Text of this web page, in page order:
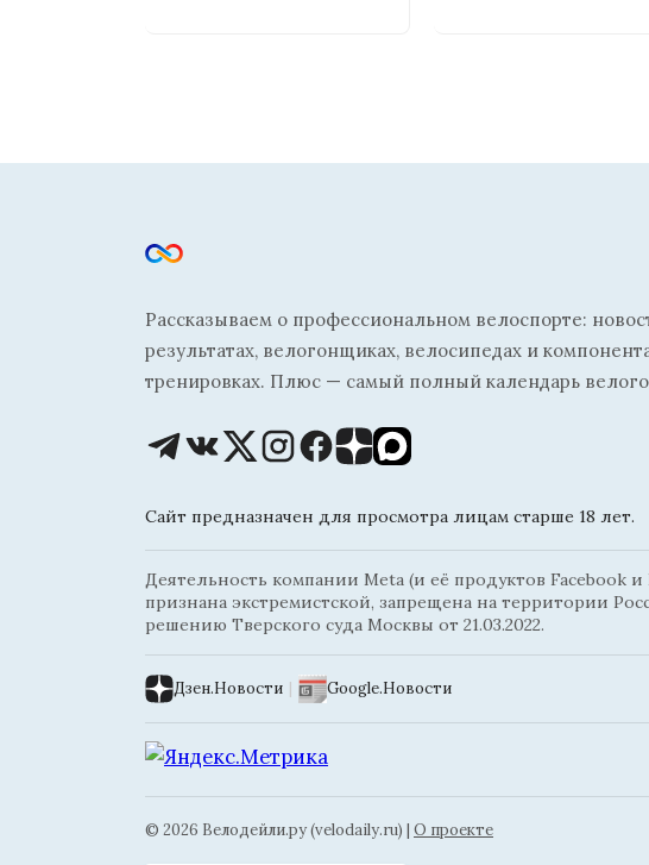
Рассказываем о профессиональном велоспорте:
результатах, велогонщиках, велосипедах и
тренировках. Плюс — самый полный календарь
Сайт предназначен для просмотра лицам старше 18 лет.
Деятельность компании Meta (и её продуктов Facebook и
признана экстремистской, запрещена на территории
решению Тверского суда Москвы от 21.03.2022.
Дзен.Новости | Google.Новости
© 2026 Велодейли.ру (velodaily.ru) | О проекте